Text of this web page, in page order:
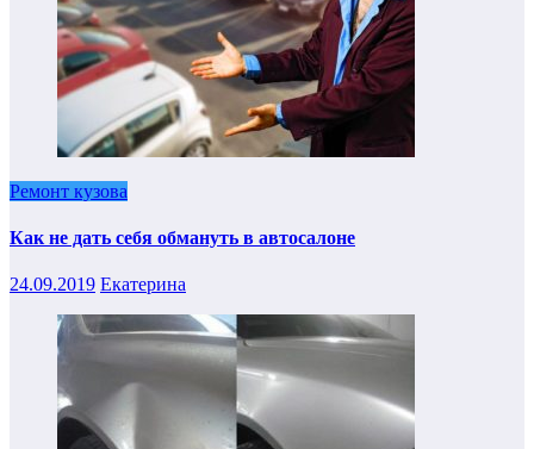
Ремонт кузова
Как не дать себя обмануть в автосалоне
24.09.2019 Екатерина